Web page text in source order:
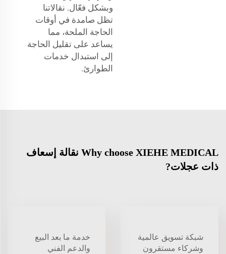
وبشكل فعّال. نقالاتنا
تظل صامدة في أوقات
الحاجة الملحة، مما
يساعد على تقليل الحاجة
إلى استبدال خدمات
الطوارئ.
Why choose XIEHE MEDICAL نقالة إسعاف
ذات عجلات?
شبكة تسويق عالمية
وشركاء مستقرون
خدمة ما بعد البيع
والدعم الفني